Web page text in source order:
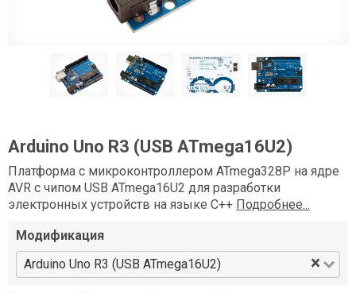
Arduino Uno R3 (USB ATmega16U2)
Платформа c микроконтроллером ATmega328P на ядре
AVR с чипом USB ATmega16U2 для разработки
электронных устройств на языке C++ Подробнее...
Модификация
Arduino Uno R3 (USB ATmega16U2)
×